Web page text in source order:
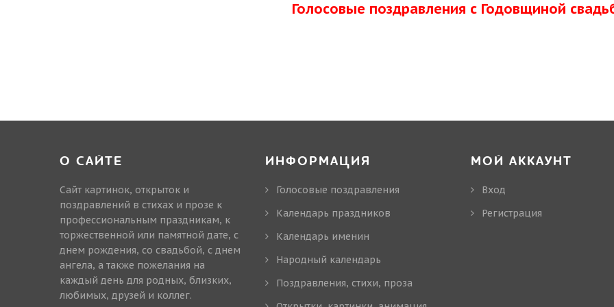
Голосовые поздравления с Годовщиной
О САЙТЕ
Сайт картинок, открыток и
поздравлений в стихах и прозе к
профессиональным праздникам, к
торжественной или памятной дате, с
днем рождения, со свадьбой, с днем
ангела, а также пожелания на
каждый день для родных, близких,
любимых, друзей и коллег.
ИНФОРМАЦИЯ
Голосовые поздравления
Календарь праздников
Календарь именин
Народный календарь
Поздравления, стихи, проза
МОЙ АККАУНТ
Вход
Регистрация